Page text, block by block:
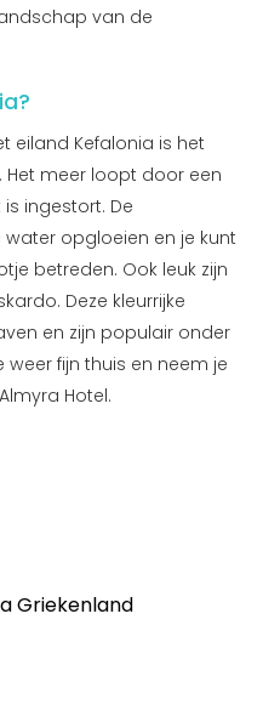
van de
eiland Kefalonia is het
meer loopt door een
ingestort. De
opgloeien en je kunt
betreden. Ook leuk zijn
Deze kleurrijke
en zijn populair onder
weer fijn thuis en neem je
Hotel.
Griekenland